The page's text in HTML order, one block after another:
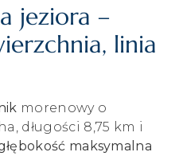
jeziora –
linia
morenowy o
długości 8,75 km i
maksymalna